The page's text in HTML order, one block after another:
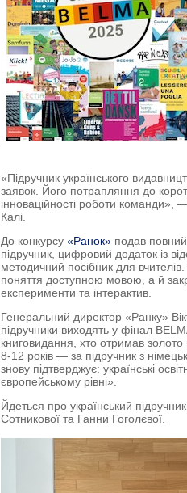
«Підручник українського
заявок. Його потрапляння до
інноваційності роботи команди», —
Калі.
До конкурсу«Ранок» подав
підручник, цифровий додаток із
методичний посібник для
поняття доступною мовою, а й
експерименти та інтерактив.
Генеральний директор «Ранку»
підручники виходять у фінал
книговидання, хто отримав золото
8-12 років — за підручник з
знову підтверджує: українські
європейському рівні».
Йдеться про український
Сотникової та Ганни Гоголєвої.